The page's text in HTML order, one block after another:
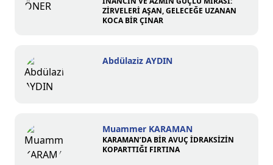
ZİRVELERİ AŞAN, GELECEĞE UZANAN
KOCA BİR ÇINAR
Abdülaziz AYDIN
Muammer KARAMAN
KARAMAN’DA BİR AVUÇ İDRAKSİZİN
KOPARTTIĞI FIRTINA